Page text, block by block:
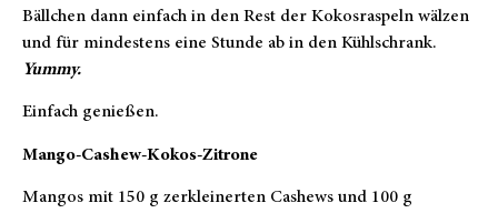
Bällchen dann einfach in den Rest der Kokosraspeln wälzen
und für mindestens eine Stunde ab in den Kühlschrank.
Yummy.
Einfach genießen.
Mango-Cashew-Kokos-Zitrone
Mangos mit 150 g zerkleinerten Cashews und 100 g